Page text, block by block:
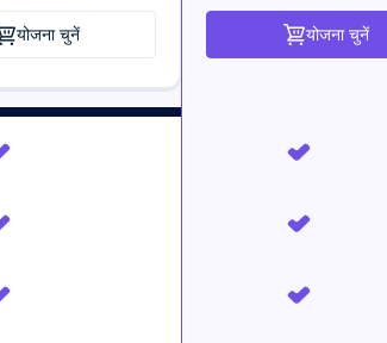
योजना चुनें योजना चुनें